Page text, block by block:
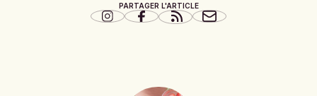
PARTAGER L'ARTICLE